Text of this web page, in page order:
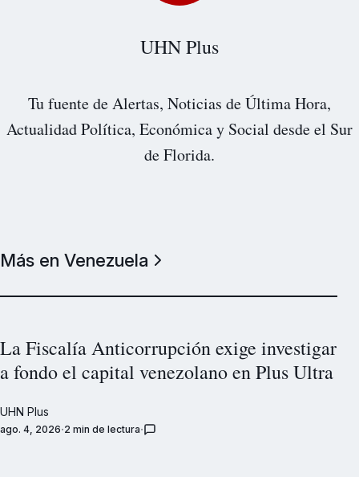
UHN Plus
Tu fuente de Alertas, Noticias de Última Hora,
Actualidad Política, Económica y Social desde el Sur
de Florida.
Más en Venezuela
La Fiscalía Anticorrupción exige investigar
a fondo el capital venezolano en Plus Ultra
UHN Plus
ago. 4, 2026 2 min de lectura